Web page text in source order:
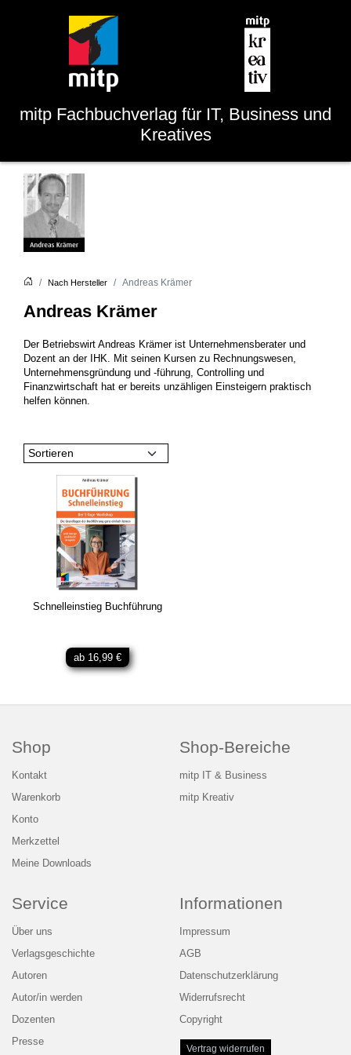
mitp Fachbuchverlag für IT, Business und
Kreatives
Nach Hersteller Andreas Krämer
Andreas Krämer
Der Betriebswirt Andreas Krämer ist Unternehmensberater und
Dozent an der IHK. Mit seinen Kursen zu Rechnungswesen,
Unternehmensgründung und -führung, Controlling und
Finanzwirtschaft hat er bereits unzähligen Einsteigern praktisch
helfen können.
Sortieren
Schnelleinstieg Buchführung
ab 16,99 €
Shop
Kontakt
Warenkorb
Konto
Merkzettel
Meine Downloads
Shop-Bereiche
mitp IT & Business
mitp Kreativ
Service
Über uns
Verlagsgeschichte
Autoren
Autor/in werden
Dozenten
Presse
Informationen
Impressum
AGB
Datenschutzerklärung
Widerrufsrecht
Copyright
Vertrag widerrufen